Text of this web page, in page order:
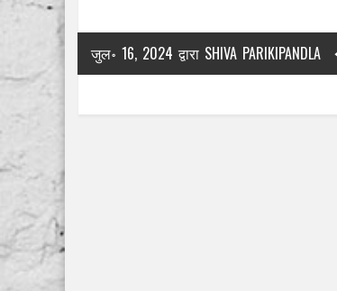
जुल॰ 16, 2024 द्वारा SHIVA PARIKIPANDLA